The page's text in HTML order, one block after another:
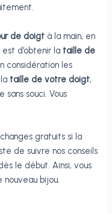
de doigt à la main, en
d’obtenir la taille de
considération les
taille de votre doigt,
souci. Vous
gratuits si la
de suivre nos conseils
le début. Ainsi, vous
bijou.